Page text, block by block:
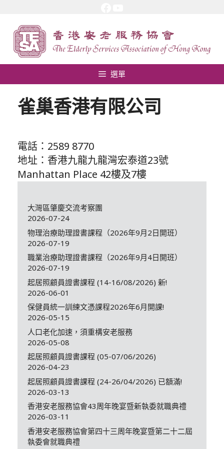
選單
雀巢香港有限公司
電話：2589 8770
地址：香港九龍九龍灣宏泰道23號
Manhattan Place 42樓及7樓
大灣區肇慶交流考察團
2026-07-24
物理治療助理證書課程（2026年9月2日開班）
2026-07-19
職業治療助理證書課程（2026年9月4日開班）
2026-07-19
起居照顧員證書課程 (14-16/08/2026) 新!
2026-06-01
保健員統一訓練文憑課程2026年6月開課!
2026-05-15
人口老化加速，須重構安老服務
2026-05-08
起居照顧員證書課程 (05-07/06/2026)
2026-04-23
起居照顧員證書課程 (24-26/04/2026) 已額滿!
2026-03-13
香港安老服務協會43周年晚宴暨新執委就職典禮
2026-03-11
香港安老服務協會第四十三周年晚宴暨第二十二屆
執委會就職典禮